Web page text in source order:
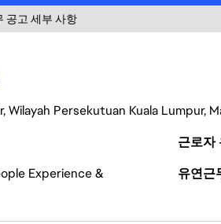
공고 세부 사항
Wilayah Persekutuan Kuala Lumpur,
근로자
Experience &
유연근